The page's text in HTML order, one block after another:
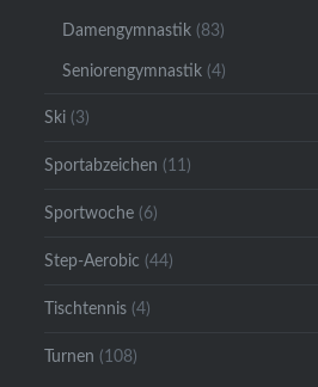
Damengymnastik (83)
Seniorengymnastik (4)
Ski (3)
Sportabzeichen (11)
Sportwoche (6)
Step-Aerobic (44)
Tischtennis (4)
Turnen (108)